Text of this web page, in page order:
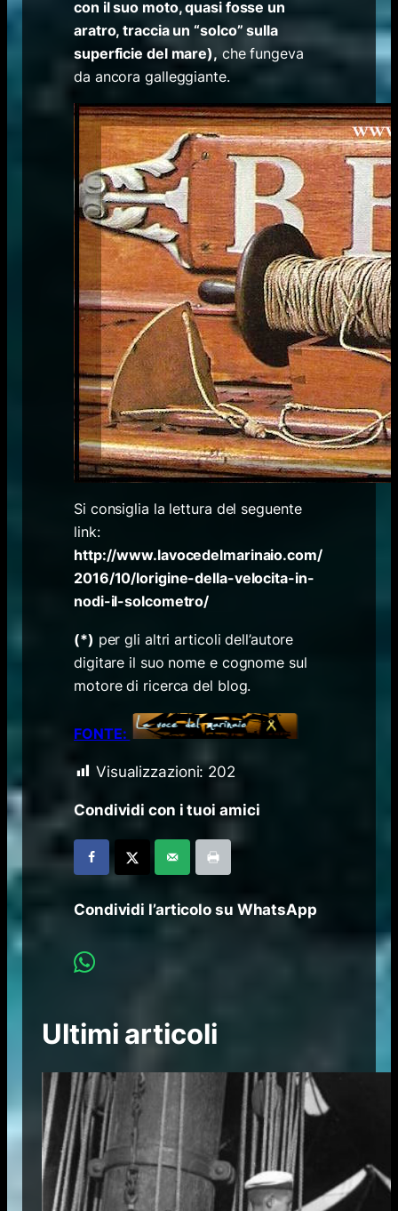
con il suo moto, quasi fosse un
aratro, traccia un “solco” sulla
superficie del mare), che fungeva
da ancora galleggiante.
Si consiglia la lettura del seguente
link:
http://www.lavocedelmarinaio.com/
2016/10/lorigine-della-velocita-in-
nodi-il-solcometro/
(*) per gli altri articoli dell’autore
digitare il suo nome e cognome sul
motore di ricerca del blog.
FONTE:
Visualizzazioni: 202
Condividi con i tuoi amici
Condividi l’articolo su WhatsApp
Ultimi articoli